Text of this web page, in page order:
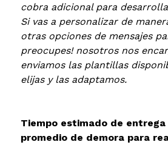
cobra adicional para
Si vas a personalizar de
otras opciones de mensajes
preocupes! nosotros nos
enviamos las plantillas
elijas y las adaptamos.
Tiempo estimado de
promedio de demora para